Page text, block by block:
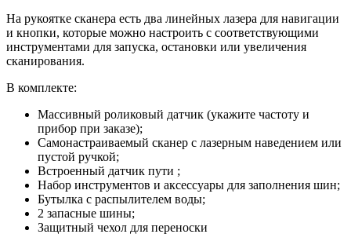
На рукоятке сканера есть два линейных лазера для навигации
и кнопки, которые можно настроить с соответствующими
инструментами для запуска, остановки или увеличения
сканирования.
В комплекте:
Массивный роликовый датчик (укажите частоту и
прибор при заказе);
Самонастраиваемый сканер с лазерным наведением или
пустой ручкой;
Встроенный датчик пути ;
Набор инструментов и аксессуары для заполнения шин;
Бутылка с распылителем воды;
2 запасные шины;
Защитный чехол для переноски